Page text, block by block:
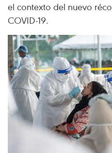
el contexto del nuevo
COVID-19.